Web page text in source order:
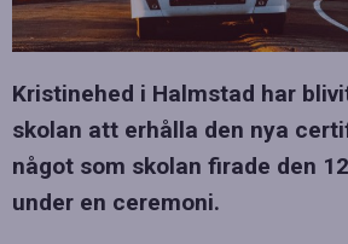
Kristinehed i Halmstad har
skolan att erhålla den nya
något som skolan firade den
under en ceremoni.